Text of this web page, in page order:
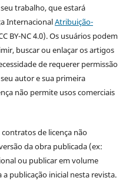
trabalho, que estará
InternacionalAtribuição-
BY-NC 4.0). Os usuários podem
buscar ou enlaçar os artigos
de requerer permissão
autor e sua primeira
não permite usos comerciais
de licença não
da obra publicada (ex:
ou publicar em volume
publicação inicial nesta revista.